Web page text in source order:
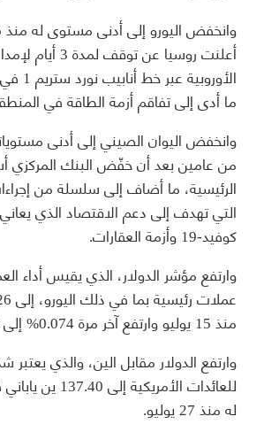
أعلنت روسيا عن توقف
ما أدى إلى تفاقم أزمة الطاقة في
وانخفض اليوان الصيني إلى أدنى
من عامين بعد أن خفّض البنك المركزي
الرئيسية، ما أضاف إلى سلسلة من
التي تهدف إلى دعم الاقتصاد الذي
كوفيد-19 وأزمة العقارات.
وارتفع مؤشر الدولار، الذي يقيس أداء
منذ 15 يوليو وارتفع آخر مرة 0.074% إلى 108.23.
وارتفع الدولار مقابل الين، والذي
للعائدات
له منذ 27 يوليو.